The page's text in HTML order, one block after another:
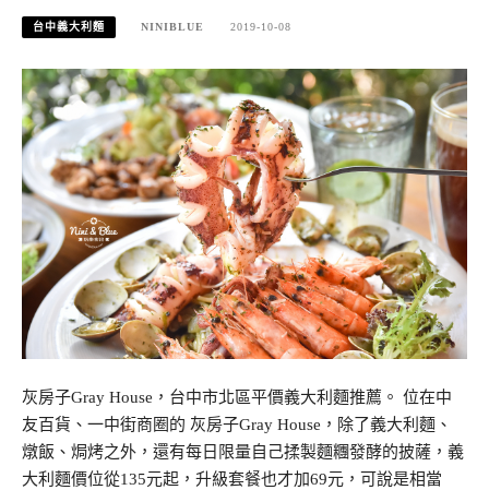
台中義大利麵 NINIBLUE 2019-10-08
灰房子Gray House，台中市北區平價義大利麵推薦。 位在中
友百貨、一中街商圈的 灰房子Gray House，除了義大利麵、
燉飯、焗烤之外，還有每日限量自己揉製麵糰發酵的披薩，義
大利麵價位從135元起，升級套餐也才加69元，可說是相當